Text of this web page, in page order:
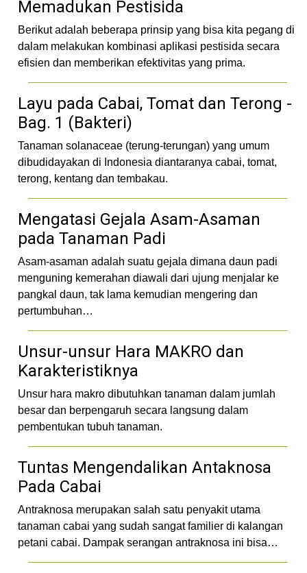
Memadukan Pestisida
Berikut adalah beberapa prinsip yang bisa kita pegang di
dalam melakukan kombinasi aplikasi pestisida secara
efisien dan memberikan efektivitas yang prima.
Layu pada Cabai, Tomat dan Terong -
Bag. 1 (Bakteri)
Tanaman solanaceae (terung-terungan) yang umum
dibudidayakan di Indonesia diantaranya cabai, tomat,
terong, kentang dan tembakau.
Mengatasi Gejala Asam-Asaman
pada Tanaman Padi
Asam-asaman adalah suatu gejala dimana daun padi
menguning kemerahan diawali dari ujung menjalar ke
pangkal daun, tak lama kemudian mengering dan
pertumbuhan…
Unsur-unsur Hara MAKRO dan
Karakteristiknya
Unsur hara makro dibutuhkan tanaman dalam jumlah
besar dan berpengaruh secara langsung dalam
pembentukan tubuh tanaman.
Tuntas Mengendalikan Antaknosa
Pada Cabai
Antraknosa merupakan salah satu penyakit utama
tanaman cabai yang sudah sangat familier di kalangan
petani cabai. Dampak serangan antraknosa ini bisa…